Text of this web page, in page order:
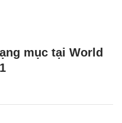
mục tại World